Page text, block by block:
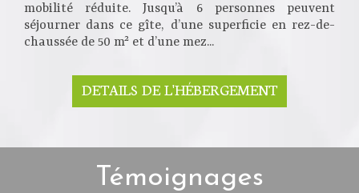
mobilité réduite. Jusqu’à 6 personnes peuvent
séjourner dans ce gîte, d’une superficie en rez-de-
chaussée de 50 m² et d’une mez...
DETAILS DE L'HÉBERGEMENT
Témoignages